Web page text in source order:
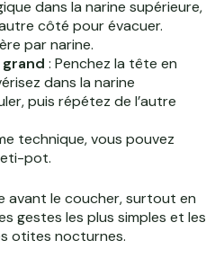
dans la narine supérieure,
côté pour évacuer.
par narine.
: Penchez la tête en
dans la narine
puis répétez de l’autre
technique, vous pouvez
pot.
avant le coucher, surtout en
gestes les plus simples et les
otites nocturnes.